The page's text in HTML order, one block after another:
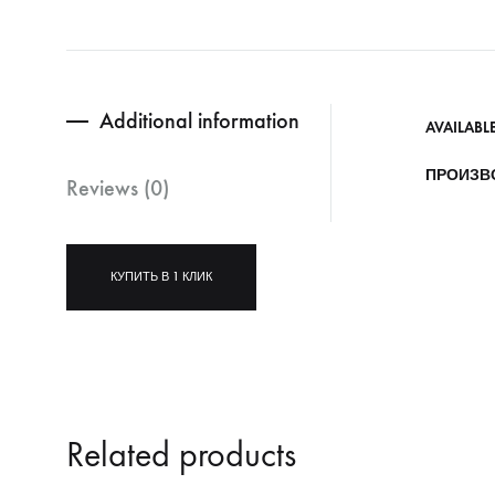
Additional information
Reviews (0)
КУПИТЬ В 1 КЛИК
Related products